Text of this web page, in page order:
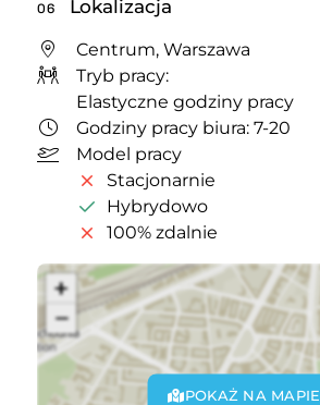
06 Lokalizacja
Centrum, Warszawa
Tryb pracy:
Elastyczne godziny pracy
Godziny pracy biura: 7-20
Model pracy
Stacjonarnie
Hybrydowo
100% zdalnie
POKAŻ NA MAPIE